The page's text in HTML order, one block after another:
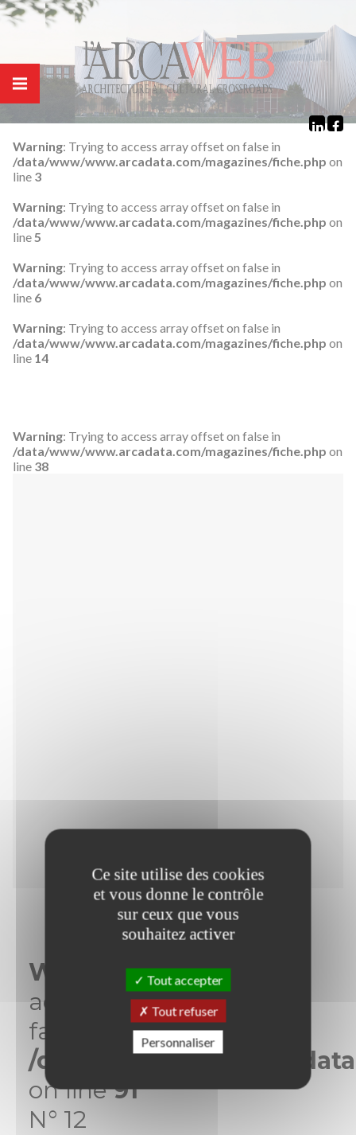
Warning: Trying to access array offset on false in
/data/www/www.arcadata.com/magazines/fiche.php on
line 3
Warning: Trying to access array offset on false in
/data/www/www.arcadata.com/magazines/fiche.php on
line5
Warning: Trying to access array offset on false in
/data/www/www.arcadata.com/magazines/fiche.php on
line 6
Warning: Trying to access array offset on false in
/data/www/www.arcadata.com/magazines/fiche.php on
line 14
Warning: Trying to access array offset on false in
/data/www/www.arcadata.com/magazines/fiche.php on
line 38
Warning: Trying to
access array offset on
false in
/data/www/
on line91
N° 12
Panneau de gestion des cookies
Ce site utilise des cookies
et vous donne le contrôle
sur ceux que vous
souhaitez activer
Tout accepter
Tout refuser
Personnaliser